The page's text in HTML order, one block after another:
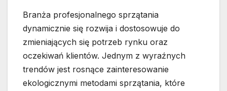
Branża profesjonalnego sprzątania
dynamicznie się rozwija i dostosowuje do
zmieniających się potrzeb rynku oraz
oczekiwań klientów. Jednym z wyraźnych
trendów jest rosnące zainteresowanie
ekologicznymi metodami sprzątania, które